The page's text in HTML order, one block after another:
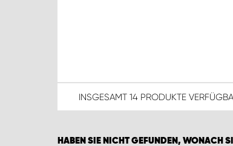
INSGESAMT 14 PRODUKTE
HABEN SIE NICHT GEFUNDEN, WONACH